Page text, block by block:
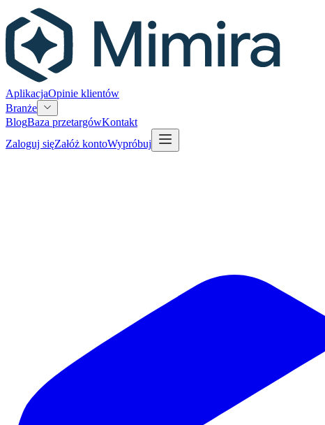
AplikacjaOpinie klientów
Branże
BlogBaza przetargówKontakt
Zaloguj sięZałóż kontoWypróbuj